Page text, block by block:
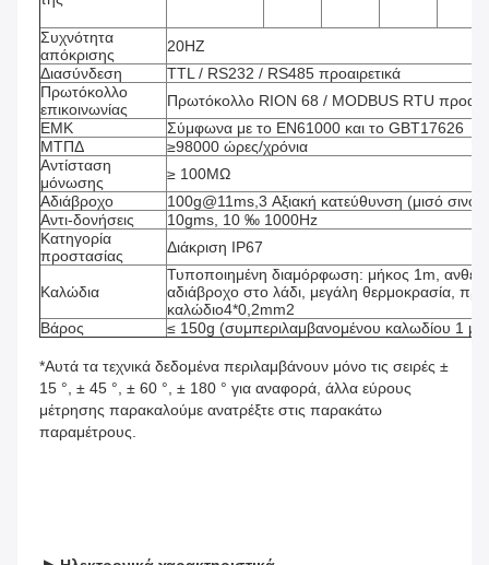
Συχνότητα
απόκρισης
20HZ
Διασύνδεση
TTL / RS232 / RS485 προαιρετικά
Πρωτόκολλο
επικοινωνίας
Πρωτόκολλο RION 68 / MODBUS RTU
ΕΜΚ
Σύμφωνα με το EN61000 και το GBT17626
ΜΤΠΔ
≥98000 ώρες/χρόνια
Αντίσταση
μόνωσης
≥ 100MΩ
Αδιάβροχο
100g@11ms,3 Αξιακή κατεύθυνση (μισό
Αντι-δονήσεις
10gms, 10 ‰ 1000Hz
Κατηγορία
προστασίας
Διάκριση IP67
Καλώδια
Τυποποιημένη διαμόρφωση: μήκος 1m,
αδιάβροχο στο λάδι, μεγάλη θερμοκρασία,
καλώδιο4*0,2mm2
Βάρος
≤ 150g (συμπεριλαμβανομένου καλωδίου 1
*Αυτά τα τεχνικά δεδομένα περιλαμβάνουν μόνο τις σειρές ±
15 °, ± 45 °, ± 60 °, ± 180 ° για αναφορά, άλλα εύρους
μέτρησης παρακαλούμε ανατρέξτε στις παρακάτω
παραμέτρους.